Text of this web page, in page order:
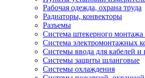
Рабочая одежда, охрана труда
Радиаторы, конвекторы
Разъемы
Система штекерного монтажа
Система электромонтажных
Системы ввода для кабелей и
Системы защиты шланговые
Системы охлаждения